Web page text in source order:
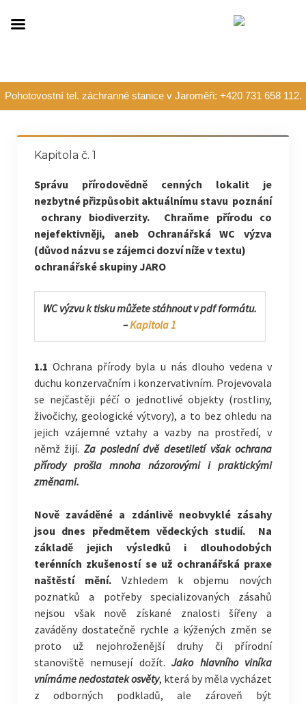
Pohotovostní tel. záchranné stanice v Jaroměři: +420 731 658 112.
Kapitola č. 1
Správu přírodovědně cenných lokalit je
nezbytné přizpůsobit aktuálnímu stavu poznání
ochrany biodiverzity. Chraňme přírodu co
nejefektivněji, aneb Ochranářská WC výzva
(důvod názvu se zájemci dozví níže v textu)
ochranářské skupiny JARO
WC výzvu k tisku můžete stáhnout v pdf formátu.
–Kapitola 1
1.1 Ochrana přírody byla u nás dlouho vedena v
duchu konzervačním i konzervativním. Projevovala
se nejčastěji péčí o jednotlivé objekty (rostliny,
živočichy, geologické výtvory), a to bez ohledu na
jejich vzájemné vztahy a vazby na prostředí, v
němž žijí.Za poslední dvě desetiletí však ochrana
přírody prošla mnoha názorovými i praktickými
změnami.
Nově zaváděné a zdánlivě neobvyklé zásahy
jsou dnes předmětem vědeckých studií. Na
základě jejich výsledků i dlouhodobých
terénních zkušeností se už ochranářská praxe
naštěstí mění.Vzhledem k objemu nových
poznatků a potřeby specializovaných zásahů
nejsou však nově získané znalosti šířeny a
zaváděny dostatečně rychle a kýžených změn se
proto už nejohroženější druhy či přírodní
stanoviště nemusejí dožít.Jako hlavního viníka
vnímáme nedostatek osvěty, která by měla vycházet
z odborných podkladů, ale zároveň být